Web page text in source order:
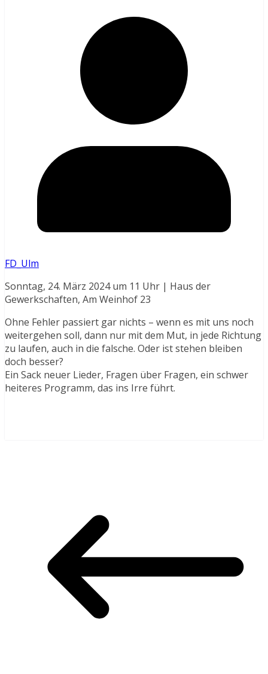
FD_Ulm
Sonntag, 24. März 2024 um 11 Uhr | Haus der
Gewerkschaften, Am Weinhof 23
Ohne Fehler passiert gar nichts – wenn es mit uns noch
weitergehen soll, dann nur mit dem Mut, in jede Richtung
zu laufen, auch in die falsche. Oder ist stehen bleiben
doch besser?
Ein Sack neuer Lieder, Fragen über Fragen, ein schwer
heiteres Programm, das ins Irre führt.